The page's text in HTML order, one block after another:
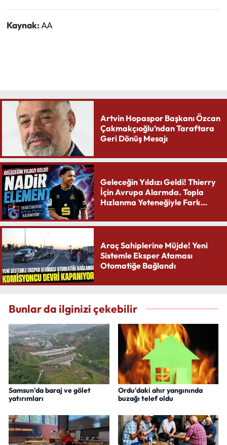
Kaynak:AA
Artvin Hopaspor Başkanı Özcan
Çakmakçıoğlu’ndan Taraftara
Geri Dönüş Mesajı
Geleceğin Yıldızı Geldi! Thierry
İçin Avrupa Alarmda. Topla
Hızlanma Yeteneğiyle Fark
Araç Sahiplerine Müjde! Yeni
Sistemle Eksper Ataması
Otomatiğe Bağlandı
Bunlar da ilginizi çekebilir
Samsun'da baraj ve gölet
yatırımları
Ordu'daki ahır yangınında
buzağı telef oldu